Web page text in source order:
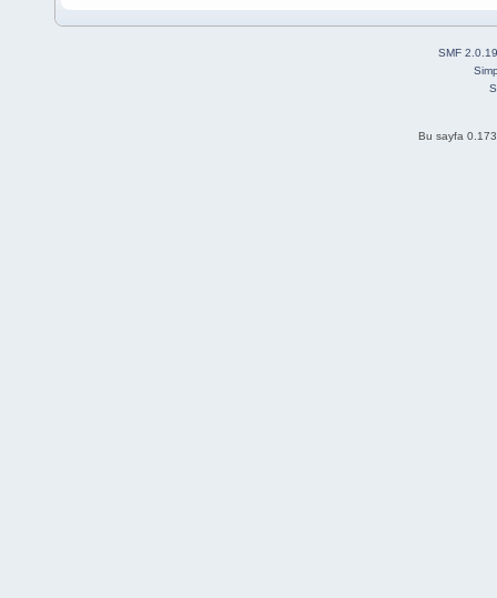
SMF 2.0.19
Bu sayfa